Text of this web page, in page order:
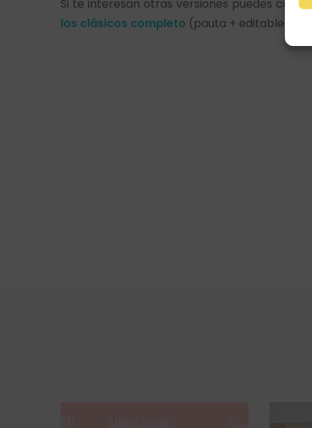
Si te interesan otras versiones puedes
los clásicos completo (pauta + editable)